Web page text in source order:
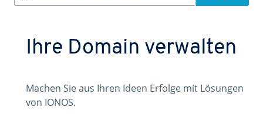
Ihre Domain verwalten
Machen Sie aus Ihren Ideen Erfolge mit Lösungen
von IONOS.